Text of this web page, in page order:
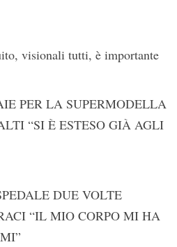
visionali tutti, è importante
PER LA SUPERMODELLA
“SI È ESTESO GIÀ AGLI
DUE VOLTE
“IL MIO CORPO MI HA